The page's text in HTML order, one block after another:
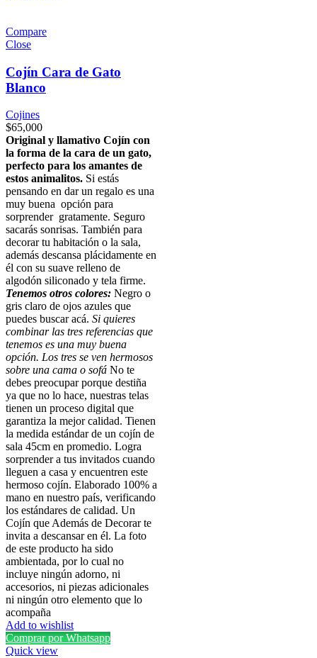
Compare
Close
Cojín Cara de Gato
Blanco
Cojines
$65,000
Original y llamativo Cojín con
la forma de la cara de un gato,
perfecto para los amantes de
estos animalitos. Si estás
pensando en dar un regalo es una
muy buena opción para
sorprender gratamente. Seguro
sacarás sonrisas. También para
decorar tu habitación o la sala,
además descansa plácidamente en
él con su suave relleno de
algodón siliconado y tela firme.
Tenemos otros colores: Negro o
gris claro de ojos azules que
puedes buscar acá. Si quieres
combinar las tres referencias que
tenemos es una muy buena
opción. Los tres se ven hermosos
sobre una cama o sofá No te
debes preocupar porque destiña
ya que no lo hace, nuestras telas
tienen un proceso digital que
garantiza la mejor calidad. Tienen
la medida estándar de un cojín de
sala 45cm en promedio. Logra
sorprender a tus invitados cuando
lleguen a casa y encuentren este
hermoso cojín. Elaborado 100% a
mano en nuestro país, verificando
los estándares de calidad. Un
Cojín que Además de Decorar te
invita a descansar en él. La foto
de este producto ha sido
ambientada, por lo cual no
incluye ningún adorno, ni
accesorios, ni piezas adicionales
ni ningún otro elemento que lo
acompaña
Add to wishlist
Comprar por Whatsapp
Quick view